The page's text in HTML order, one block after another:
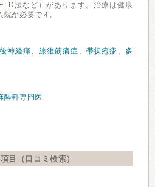
法など）があります。治療は健康
が必要です。
神経痛 、 線維筋痛症、 帯状疱疹、 多
酔科専門医
目（口コミ検索）